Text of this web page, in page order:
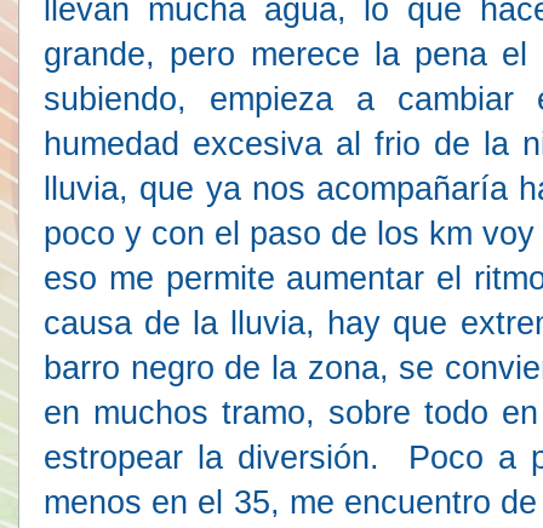
llevan mucha agua, lo que
grande, pero merece la pena
subiendo, empieza a
humedad excesiva al frio de la
lluvia, que ya nos acompañaría
poco y con el paso de los km
eso me permite aumentar el
causa de la lluvia, hay que
barro negro de la zona, se
en muchos tramo, sobre todo
estropear la diversión. Poco a
menos en el 35, me encuentro